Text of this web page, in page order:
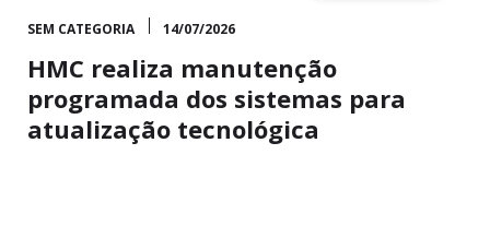
SEM CATEGORIA 14/07/2026
HMC realiza manutenção
programada dos sistemas para
atualização tecnológica